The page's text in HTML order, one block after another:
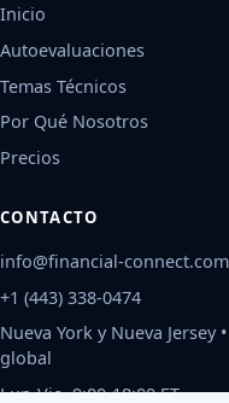
Inicio
Autoevaluaciones
Temas Técnicos
Por Qué Nosotros
Precios
CONTACTO
info@financial-connect.com
+1 (443) 338-0474
Nueva York y Nueva
global
Lun-Vie, 9:00-18:00 ET